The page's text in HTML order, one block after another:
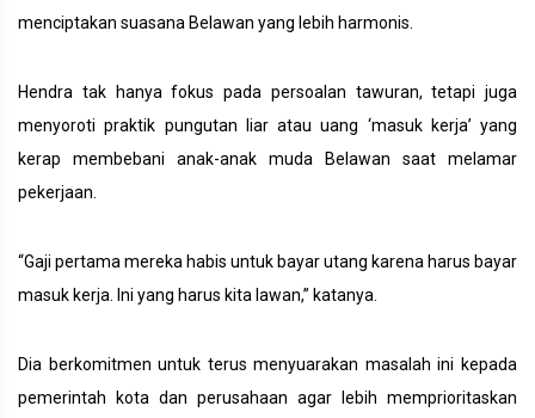
menciptakan suasana Belawan yang lebih harmonis.
Hendra tak hanya fokus pada persoalan tawuran, tetapi juga
menyoroti praktik pungutan liar atau uang ‘masuk kerja’ yang
kerap membebani anak-anak muda Belawan saat melamar
pekerjaan.
“Gaji pertama mereka habis untuk bayar utang karena harus bayar
masuk kerja. Ini yang harus kita lawan,” katanya.
Dia berkomitmen untuk terus menyuarakan masalah ini kepada
pemerintah kota dan perusahaan agar lebih memprioritaskan